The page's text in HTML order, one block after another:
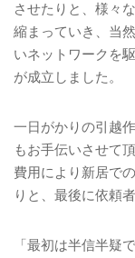
させたりと、様々
縮まっていき、当
いネットワークを
が成立しました。
一日がかりの引越
もお手伝いさせて
費用により新居で
りと、最後に依頼
「最初は半信半疑